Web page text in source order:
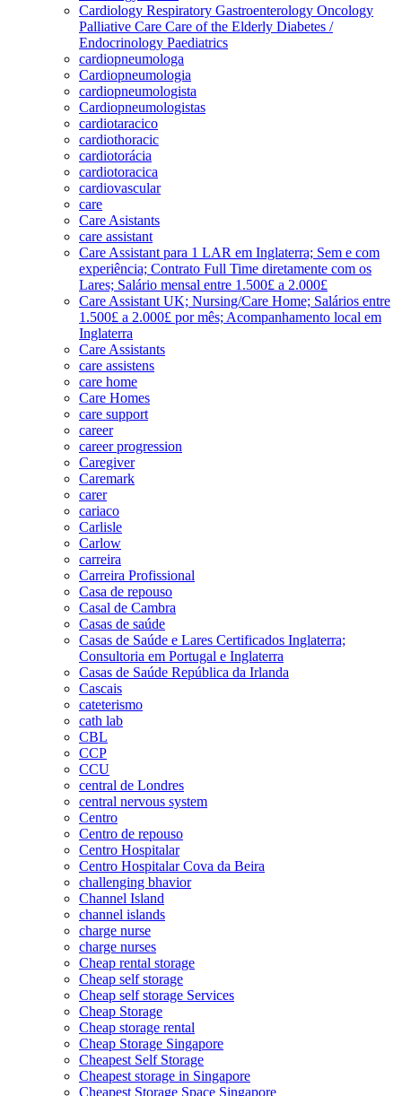
Cardiology Respiratory Gastroenterology Oncology
Palliative Care Care of the Elderly Diabetes /
Endocrinology Paediatrics
cardiopneumologa
Cardiopneumologia
cardiopneumologista
Cardiopneumologistas
cardiotaracico
cardiothoracic
cardiotorácia
cardiotoracica
cardiovascular
care
Care Asistants
care assistant
Care Assistant para 1 LAR em Inglaterra; Sem e com
experiência; Contrato Full Time diretamente com os
Lares; Salário mensal entre 1.500£ a 2.000£
Care Assistant UK; Nursing/Care Home; Salários entre
1.500£ a 2.000£ por mês; Acompanhamento local em
Inglaterra
Care Assistants
care assistens
care home
Care Homes
care support
career
career progression
Caregiver
Caremark
carer
cariaco
Carlisle
Carlow
carreira
Carreira Profissional
Casa de repouso
Casal de Cambra
Casas de saúde
Casas de Saúde e Lares Certificados Inglaterra;
Consultoria em Portugal e Inglaterra
Casas de Saúde República da Irlanda
Cascais
cateterismo
cath lab
CBL
CCP
CCU
central de Londres
central nervous system
Centro
Centro de repouso
Centro Hospitalar
Centro Hospitalar Cova da Beira
challenging bhavior
Channel Island
channel islands
charge nurse
charge nurses
Cheap rental storage
Cheap self storage
Cheap self storage Services
Cheap Storage
Cheap storage rental
Cheap Storage Singapore
Cheapest Self Storage
Cheapest storage in Singapore
Cheapest Storage Space Singapore